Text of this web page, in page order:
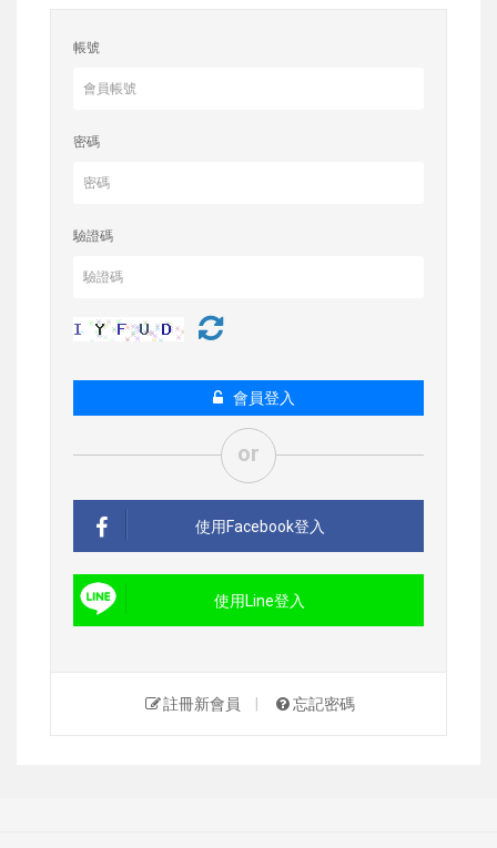
帳號
密碼
驗證碼
會員登入
or
使用Facebook登入
使用Line登入
註冊新會員 | 忘記密碼